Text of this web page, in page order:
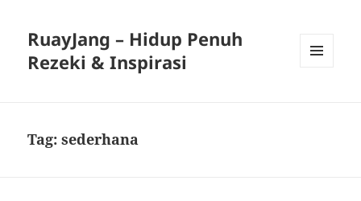
RuayJang – Hidup Penuh
Rezeki & Inspirasi
Tag:sederhana